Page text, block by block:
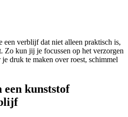
een verblijf dat niet alleen praktisch is,
Zo kun jij je focussen op het verzorgen
druk te maken over roest, schimmel
een kunststof